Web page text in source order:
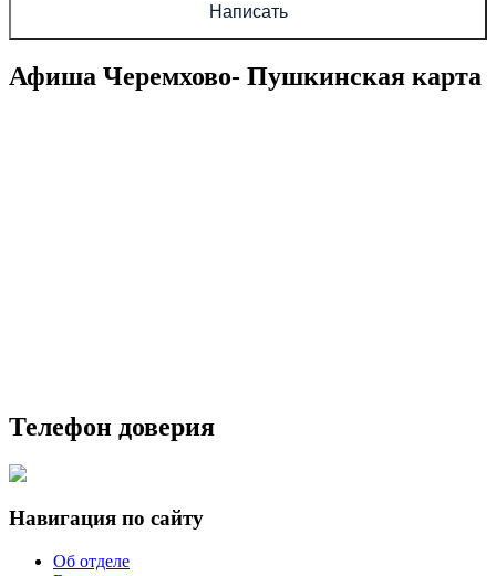
Написать
Афиша Черемхово- Пушкинская карта
Телефон доверия
Навигация по сайту
Об отделе